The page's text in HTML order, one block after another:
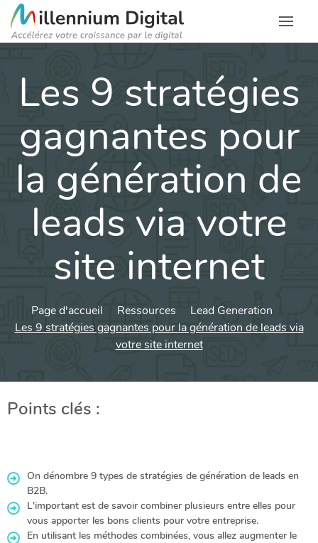
Les 9 stratégies
gagnantes pour
la génération de
leads via votre
site internet
Page d'accueil Ressources
Lead Generation
Les 9 stratégies gagnantes pour la génération de leads via
votre site internet
Points clés :
On dénombre 9 types de stratégies de génération de leads en
B2B.
L'important est de savoir combiner plusieurs entre elles pour
vous apporter les bons clients pour votre entreprise.
En utilisant les méthodes combinées, vous allez augmenter le